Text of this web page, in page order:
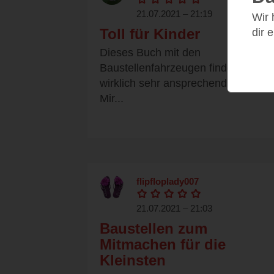
21.07.2021 – 21:19
Toll für Kinder
Dieses Buch mit den
Baustellenfahrzeugen finde ich
wirklich sehr ansprechend gestaltet.
Mir...
flipfloplady007
21.07.2021 – 21:03
Baustellen zum
Mitmachen für die
Kleinsten
Wir
dir